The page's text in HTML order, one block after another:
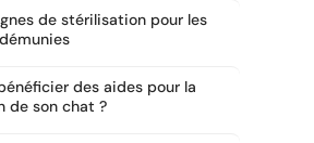
de stérilisation pour les
des aides pour la
de son chat ?